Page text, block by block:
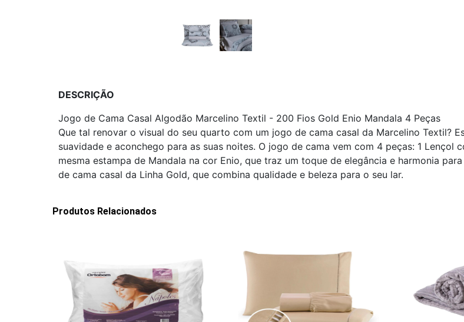
DESCRIÇÃO
Jogo de Cama Casal Algodão Marcelino Textil - 200 Fios Gold Enio Mandala 4 Peças
Que tal renovar o visual do seu quarto com um jogo de cama casal da Marcelino Textil?
suavidade e aconchego para as suas noites. O jogo de cama vem com 4 peças: 1 Lençol
mesma estampa de Mandala na cor Enio, que traz um toque de elegância e harmonia
de cama casal da Linha Gold, que combina qualidade e beleza para o seu lar.
Produtos Relacionados